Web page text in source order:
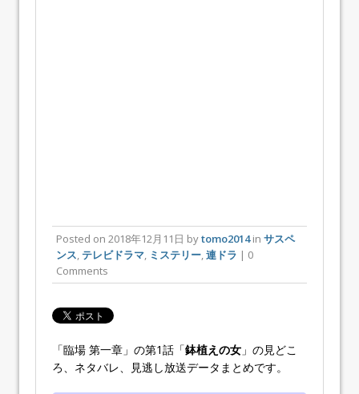
Posted on 2018年12月11日 bytomo2014in サスペ
ンス テレビドラマ ミステリー 連ドラ | 0
Comments
「臨場 第一章」の第1話「鉢植えの女 」の見どこ
ろ、ネタバレ、見逃し放送データまとめです。